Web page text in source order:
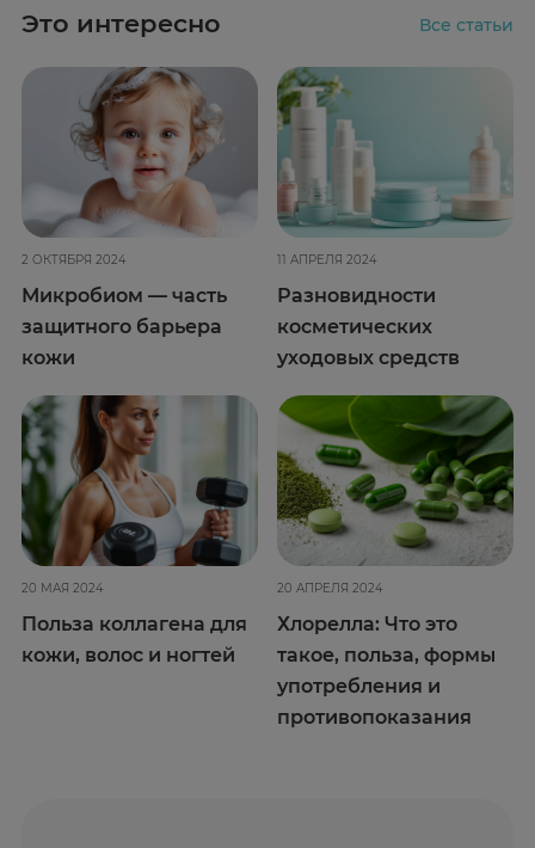
Это интересно Все статьи
2 ОКТЯБРЯ 2024
Микробиом — часть
защитного барьера
кожи
11 АПРЕЛЯ 2024
Разновидности
косметических
уходовых средств
20 МАЯ 2024
Польза коллагена для
кожи, волос и ногтей
20 АПРЕЛЯ 2024
Хлорелла: Что это
такое, польза, формы
употребления и
противопоказания